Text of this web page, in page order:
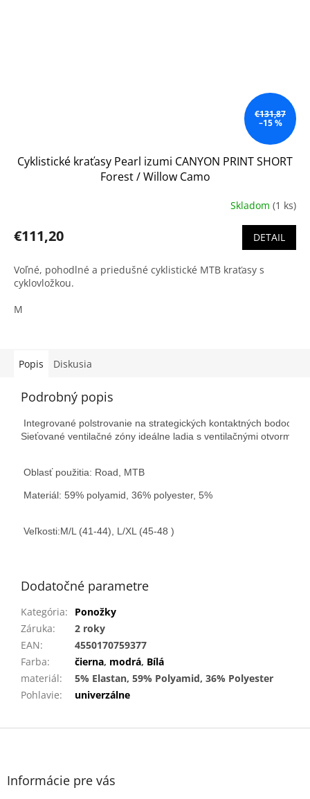
€131,87
–15 %
Cyklistické kraťasy Pearl izumi CANYON PRINT SHORT
Forest / Willow Camo
Skladom (1 ks)
€111,20 DETAIL
Voľné, pohodlné a priedušné cyklistické MTB kraťasy s
cyklovložkou.
M
Popis Diskusia
Podrobný popis
Integrované polstrovanie na strategických kontaktných bodoch.
Sieťované ventilačné zóny ideálne ladia s ventilačnými otvormi
Oblasť použitia: Road, MTB
Materiál: 59% polyamid, 36% polyester, 5%
Veľkosti:M/L (41-44), L/XL (45-48 )
Dodatočné parametre
Kategória:
Ponožky
Záruka:
2 roky
EAN:
4550170759377
Farba: čierna, modrá, Bílá
materiál:
5% Elastan, 59% Polyamid, 36% Polyester
Pohlavie: univerzálne
Z
Informácie pre vás